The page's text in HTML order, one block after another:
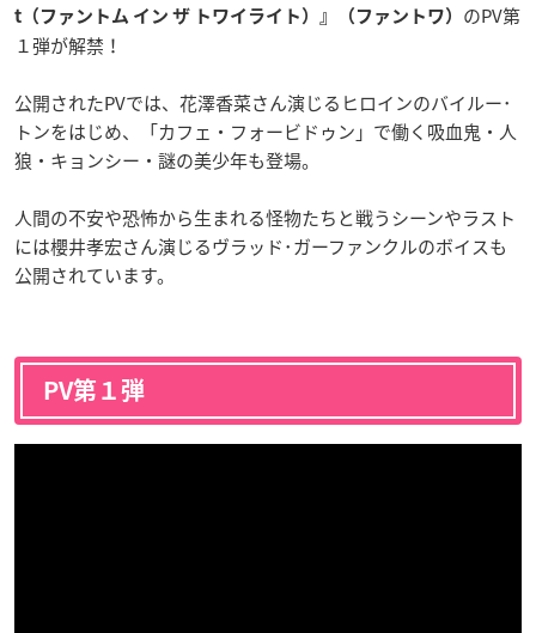
t（ファントム イン ザ トワイライト）』（ファントワ） のPV第
１弾が解禁！
公開されたPVでは、花澤香菜さん演じるヒロインのバイルー･
トンをはじめ、「カフェ・フォービドゥン」で働く吸血鬼・人
狼・キョンシー・謎の美少年も登場。
人間の不安や恐怖から生まれる怪物たちと戦うシーンやラスト
には櫻井孝宏さん演じるヴラッド･ガーファンクルのボイスも
公開されています。
PV第１弾